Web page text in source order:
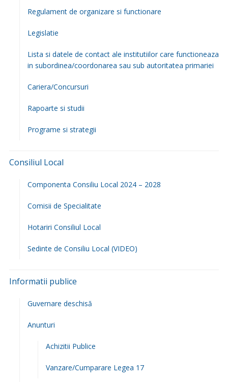
Regulament de organizare si functionare
Legislatie
Lista si datele de contact ale institutiilor care functioneaza
in subordinea/coordonarea sau sub autoritatea primariei
Cariera/Concursuri
Rapoarte si studii
Programe si strategii
Consiliul Local
Componenta Consiliu Local 2024 – 2028
Comisii de Specialitate
Hotariri Consiliul Local
Sedinte de Consiliu Local (VIDEO)
Informatii publice
Guvernare deschisă
Anunturi
Achizitii Publice
Vanzare/Cumparare Legea 17